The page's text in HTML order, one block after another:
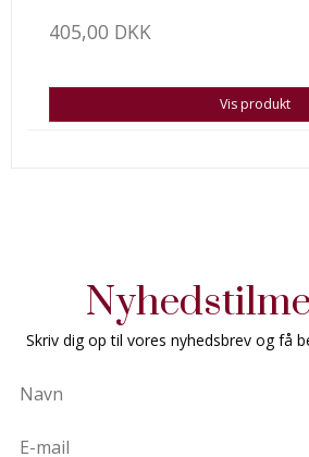
405,00 DKK
Vis produkt
Skriv dig op til vores nyhedsbrev og få